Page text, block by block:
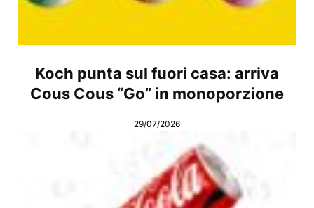
Koch punta sul fuori casa: arriva
Cous Cous “Go” in monoporzione
29/07/2026